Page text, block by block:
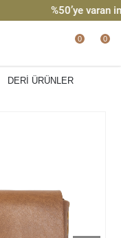
%50’ye varan
0 0
DERİ ÜRÜNLER